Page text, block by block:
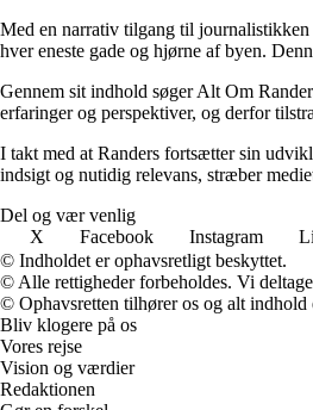
Med en narrativ tilgang til
hver eneste gade og hjørne af byen.
Gennem sit indhold søger Alt Om
erfaringer og perspektiver, og derfor
I takt med at Randers fortsætter sin
indsigt og nutidig relevans, stræber
Del og vær venlig
X
Facebook Instagram
© Indholdet er ophavsretligt beskyttet.
© Alle rettigheder forbeholdes. Vi
© Ophavsretten tilhører os og alt indhold
Bliv klogere på os
Vores rejse
Vision og værdier
Redaktionen